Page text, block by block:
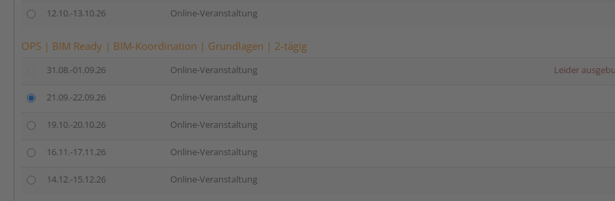
12.10.-13.10.26 Online-Veranstaltung
OPS | BIM Ready | BIM-Koordination | Grundlagen | 2-tägig
31.08.-01.09.26 Online-Veranstaltung Leider
21.09.-22.09.26 Online-Veranstaltung
19.10.-20.10.26 Online-Veranstaltung
16.11.-17.11.26 Online-Veranstaltung
14.12.-15.12.26 Online-Veranstaltung